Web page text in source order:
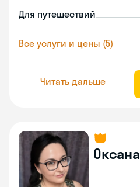
Для путешествий
Все услуги и цены (5)
Читать дальше
Оксана